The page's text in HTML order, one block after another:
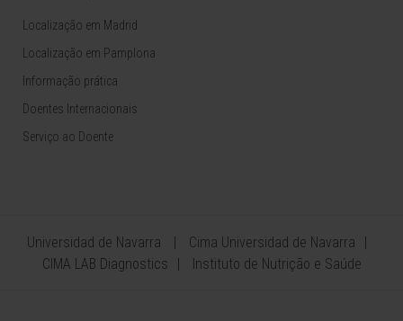
Localização em Madrid
Localização em Pamplona
Informação prática
Doentes Internacionais
Serviço ao Doente
Universidad de Navarra
Cima Universidad de Navarra
CIMA LAB Diagnostics
Instituto de Nutrição e Saúde